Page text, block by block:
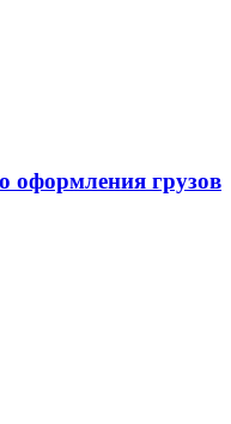
оформления грузов